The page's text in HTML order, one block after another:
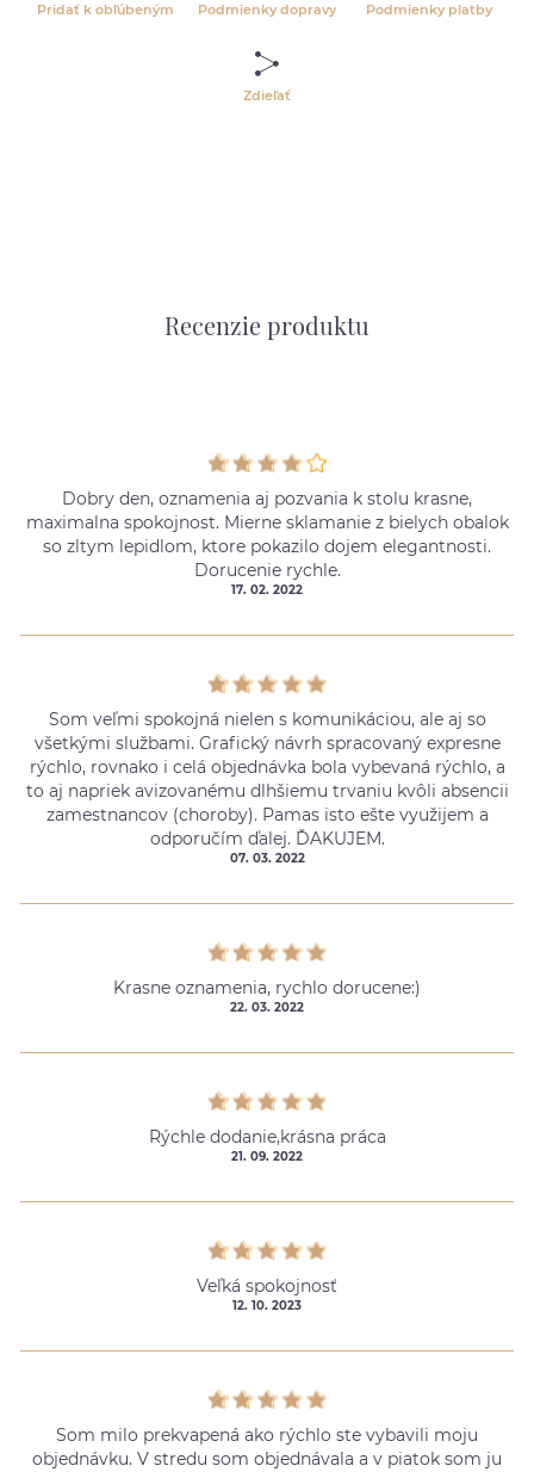
Pridať k obľúbeným Podmienky dopravy Podmienky platby
Zdieľať
Recenzie produktu
Dobry den, oznamenia aj pozvania k stolu krasne,
maximalna spokojnost. Mierne sklamanie z bielych obalok
so zltym lepidlom, ktore pokazilo dojem elegantnosti.
Dorucenie rychle.
17. 02. 2022
Som veľmi spokojná nielen s komunikáciou, ale aj so
všetkými službami. Grafický návrh spracovaný expresne
rýchlo, rovnako i celá objednávka bola vybevaná rýchlo, a
to aj napriek avizovanému dlhšiemu trvaniu kvôli absencii
zamestnancov (choroby). Pamas isto ešte využijem a
odporučím ďalej. ĎAKUJEM.
07. 03. 2022
Krasne oznamenia, rychlo dorucene:)
22. 03. 2022
Rýchle dodanie,krásna práca
21. 09. 2022
Veľká spokojnosť
12. 10. 2023
Som milo prekvapená ako rýchlo ste vybavili moju
objednávku. V stredu som objednávala a v piatok som ju